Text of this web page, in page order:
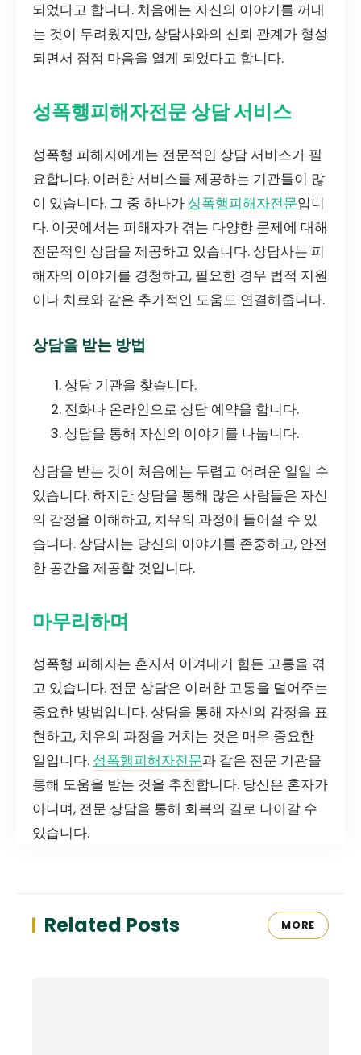
되었다고 합니다. 처음에는 자신의 이야기를 꺼내
는 것이 두려웠지만, 상담사와의 신뢰 관계가 형성
되면서 점점 마음을 열게 되었다고 합니다.
성폭행피해자전문 상담 서비스
성폭행 피해자에게는 전문적인 상담 서비스가 필
요합니다. 이러한 서비스를 제공하는 기관들이 많
이 있습니다. 그 중 하나가 성폭행피해자전문입니
다. 이곳에서는 피해자가 겪는 다양한 문제에 대해
전문적인 상담을 제공하고 있습니다. 상담사는 피
해자의 이야기를 경청하고, 필요한 경우 법적 지원
이나 치료와 같은 추가적인 도움도 연결해줍니다.
상담을 받는 방법
상담 기관을 찾습니다.
전화나 온라인으로 상담 예약을 합니다.
상담을 통해 자신의 이야기를 나눕니다.
상담을 받는 것이 처음에는 두렵고 어려운 일일 수
있습니다. 하지만 상담을 통해 많은 사람들은 자신
의 감정을 이해하고, 치유의 과정에 들어설 수 있
습니다. 상담사는 당신의 이야기를 존중하고, 안전
한 공간을 제공할 것입니다.
마무리하며
성폭행 피해자는 혼자서 이겨내기 힘든 고통을 겪
고 있습니다. 전문 상담은 이러한 고통을 덜어주는
중요한 방법입니다. 상담을 통해 자신의 감정을 표
현하고, 치유의 과정을 거치는 것은 매우 중요한
일입니다. 성폭행피해자전문과 같은 전문 기관을
통해 도움을 받는 것을 추천합니다. 당신은 혼자가
아니며, 전문 상담을 통해 회복의 길로 나아갈 수
있습니다.
Related Posts MORE